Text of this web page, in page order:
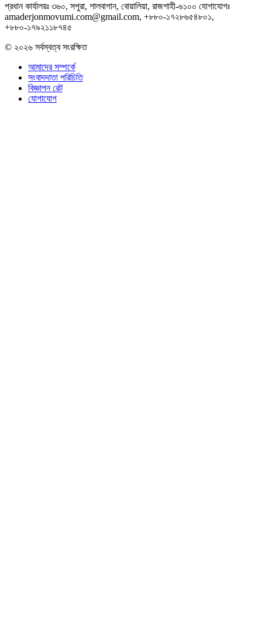
প্রধান কার্যালয়ঃ ৩৬০, সপুরা, শালবাগান, বোয়ালিয়া, রাজশাহী-৬১০০ যোগাযোগঃ
amaderjonmovumi.com@gmail.com, +৮৮০-১৭২৮৬৫৪৮০১,
+৮৮০-১৭৯২১১৮৭৪৫
© ২০২৬ সর্বস্বত্ব সংরক্ষিত
আমাদের সম্পর্কে
সংবাদদাতা পরিচিতি
বিজ্ঞাপন রেট
যোগাযোগ